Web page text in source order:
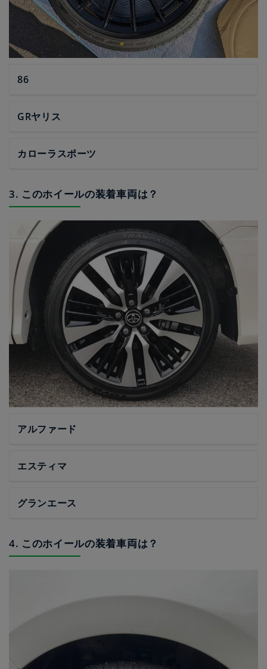
86
GRヤリス
カローラスポーツ
3. このホイールの装着車両は？
アルファード
エスティマ
グランエース
4. このホイールの装着車両は？